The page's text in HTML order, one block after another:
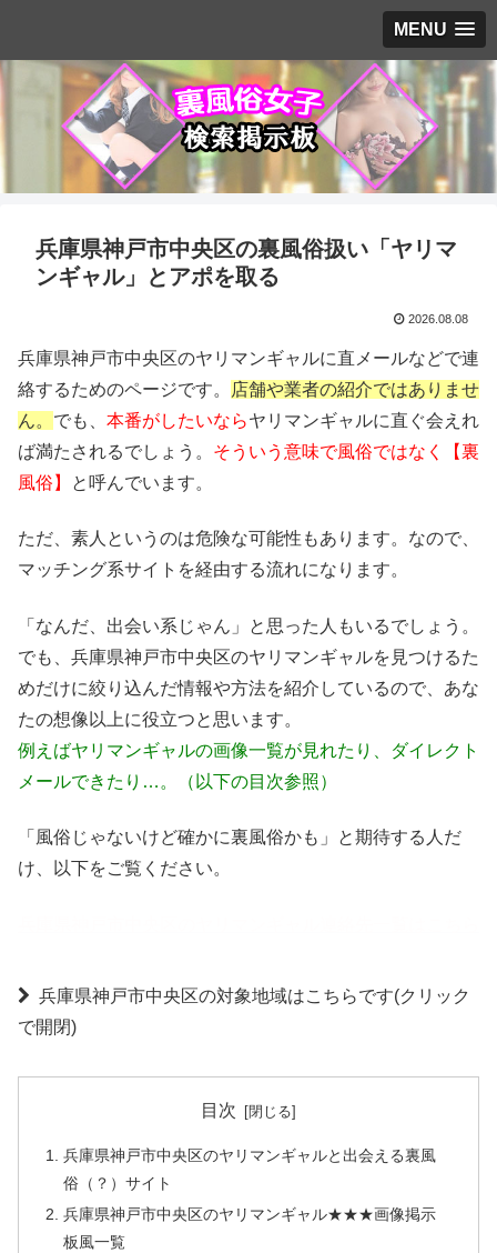
MENU
兵庫県神戸市中央区の裏風俗扱い「ヤリマ
ンギャル」とアポを取る
2026.08.08
兵庫県神戸市中央区のヤリマンギャルに直メールなどで連
絡するためのページです。
店舗や業者の紹介ではありませ
ん。 でも、 本番がしたいならヤリマンギャルに直ぐ会えれ
ば満たされるでしょう。 そういう意味で風俗ではなく【裏
風俗】
と呼んでいます。
ただ、素人というのは危険な可能性もあります。なので、
マッチング系サイトを経由する流れになります。
「なんだ、出会い系じゃん」と思った人もいるでしょう。
でも、兵庫県神戸市中央区のヤリマンギャルを見つけるた
めだけに絞り込んだ情報や方法を紹介しているので、あな
たの想像以上に役立つと思います。
例えばヤリマンギャルの画像一覧が見れたり、ダイレクト
メールできたり…。（以下の目次参照）
「風俗じゃないけど確かに裏風俗かも」と期待する人だ
け、以下をご覧ください。
兵庫県神戸市中央区の対象地域はこちらです(クリック
で開閉)
目次
兵庫県神戸市中央区のヤリマンギャルと出会える裏風
俗（？）サイト
兵庫県神戸市中央区のヤリマンギャル★★★画像掲示
板風一覧